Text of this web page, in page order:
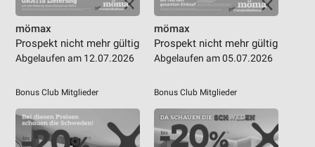
mömax
Prospekt nicht mehr gültig
Abgelaufen am 12.07.2026
mömax
Prospekt nicht mehr gültig
Abgelaufen am 05.07.2026
Bonus Club Mitglieder Bonus Club Mitglieder